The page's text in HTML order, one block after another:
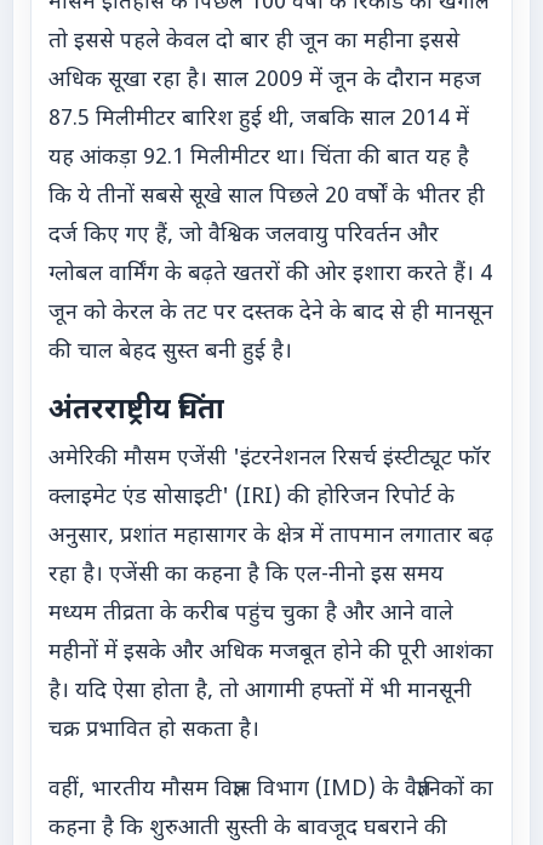
तो इससे पहले केवल दो बार ही जून का महीना इससे
अधिक सूखा रहा है। साल 2009 में जून के दौरान महज
87.5 मिलीमीटर बारिश हुई थी, जबकि साल 2014 में
यह आंकड़ा 92.1 मिलीमीटर था। चिंता की बात यह है
कि ये तीनों सबसे सूखे साल पिछले 20 वर्षों के भीतर ही
दर्ज किए गए हैं, जो वैश्विक जलवायु परिवर्तन और
ग्लोबल वार्मिंग के बढ़ते खतरों की ओर इशारा करते हैं। 4
जून को केरल के तट पर दस्तक देने के बाद से ही मानसून
की चाल बेहद सुस्त बनी हुई है।
अंतरराष्ट्रीय चिंता
अमेरिकी मौसम एजेंसी 'इंटरनेशनल रिसर्च इंस्टीट्यूट फॉर
क्लाइमेट एंड सोसाइटी' (IRI) की होरिजन रिपोर्ट के
अनुसार, प्रशांत महासागर के क्षेत्र में तापमान लगातार बढ़
रहा है। एजेंसी का कहना है कि एल-नीनो इस समय
मध्यम तीव्रता के करीब पहुंच चुका है और आने वाले
महीनों में इसके और अधिक मजबूत होने की पूरी आशंका
है। यदि ऐसा होता है, तो आगामी हफ्तों में भी मानसूनी
चक्र प्रभावित हो सकता है।
वहीं, भारतीय मौसम विज्ञान विभाग (IMD) के वैज्ञानिकों का
कहना है कि शुरुआती सुस्ती के बावजूद घबराने की